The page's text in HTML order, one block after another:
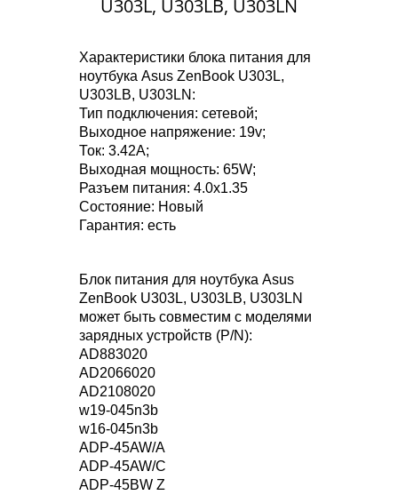
U303L, U303LB, U303LN
Характеристики блока питания для
ноутбука Asus ZenBook U303L,
U303LB, U303LN:
Тип подключения: сетевой;
Выходное напряжение: 19v;
Ток: 3.42A;
Выходная мощность: 65W;
Разъем питания: 4.0x1.35
Состояние: Новый
Гарантия: есть
Блок питания для ноутбука Asus
ZenBook U303L, U303LB, U303LN
может быть совместим с моделями
зарядных устройств (P/N):
AD883020
AD2066020
AD2108020
w19-045n3b
w16-045n3b
ADP-45AW/A
ADP-45AW/C
ADP-45BW Z